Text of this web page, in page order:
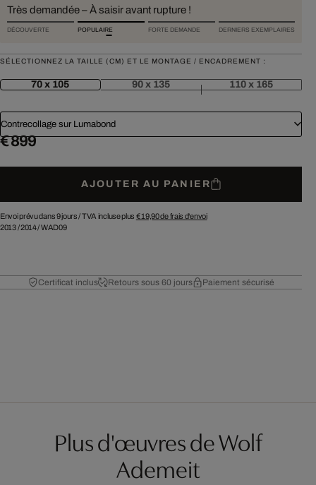
Très demandée – À saisir avant rupture !
DÉCOUVERTE POPULAIRE FORTE DEMANDE DERNIERS EXEMPLAIRES
SÉLECTIONNEZ LA TAILLE (CM) ET LE MONTAGE / ENCADREMENT :
70 x 105 90 x 135 110 x 165
Contrecollage sur Lumabond
€ 899
AJOUTER AU PANIER
Envoi prévu dans 9 jours /TVA incluse plus € 19,90de frais d'envoi
2013/2014/WAD09
Certificat inclus Retours sous 60 jours Paiement sécurisé
Plus d'œuvres de Wolf
Ademeit